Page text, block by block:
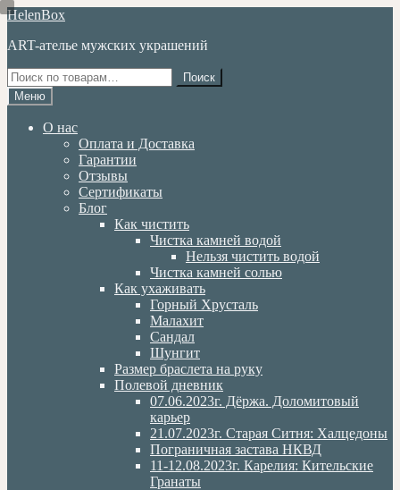
Перейти
навигации
Перейти
содержимому
HelenBox
ART-ателье мужских украшений
Искать:
Поиск
Меню
О нас
Оплата и Доставка
Гарантии
Отзывы
Сертификаты
Блог
Как чистить
Чистка камней водой
Нельзя чистить водой
Чистка камней солью
Как ухаживать
Горный Хрусталь
Малахит
Сандал
Шунгит
Размер браслета на руку
Полевой дневник
07.06.2023г. Дёржа. Доломитовый
карьер
21.07.2023г. Старая Ситня: Халцедоны
Пограничная застава НКВД
11-12.08.2023г. Карелия: Кительские
Гранаты